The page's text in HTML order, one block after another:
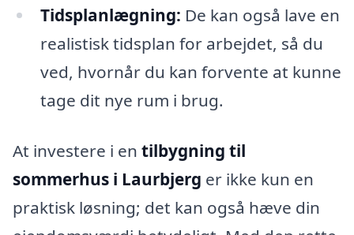
Tidsplanlægning: De kan også lave en
realistisk tidsplan for arbejdet, så du
ved, hvornår du kan forvente at kunne
tage dit nye rum i brug.
At investere i en tilbygning til
sommerhus i Laurbjerg er ikke kun en
praktisk løsning; det kan også hæve din